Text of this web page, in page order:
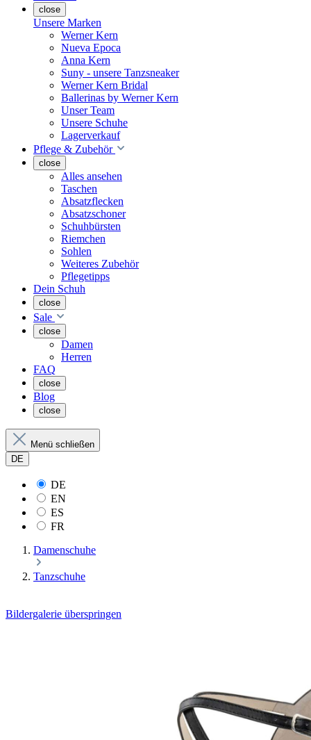
close
Unsere Marken
Werner Kern
Nueva Epoca
Anna Kern
Suny - unsere Tanzsneaker
Werner Kern Bridal
Ballerinas by Werner Kern
Unser Team
Unsere Schuhe
Lagerverkauf
Pflege & Zubehör
close
Alles ansehen
Taschen
Absatzflecken
Absatzschoner
Schuhbürsten
Riemchen
Sohlen
Weiteres Zubehör
Pflegetipps
Dein Schuh
close
Sale
close
Damen
Herren
FAQ
close
Blog
close
Menü schließen
DE
DE
EN
ES
FR
Damenschuhe
Tanzschuhe
Bildergalerie überspringen